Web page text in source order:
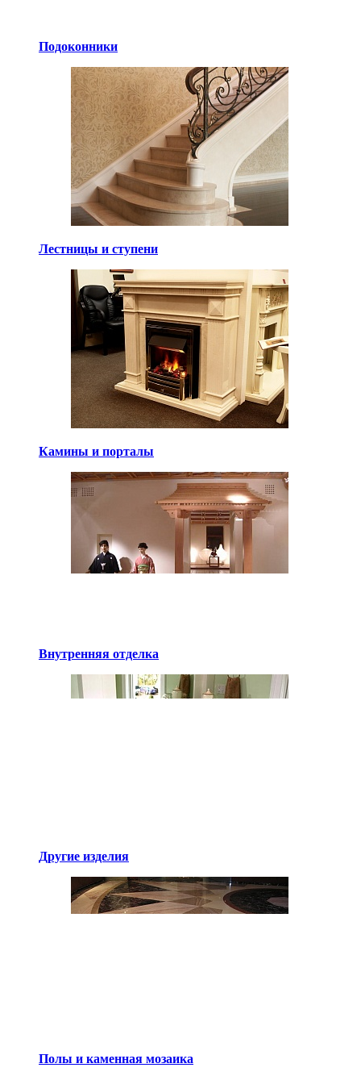
Подоконники
Лестницы и ступени
Камины и порталы
Внутренняя отделка
Другие изделия
Полы и каменная мозаика